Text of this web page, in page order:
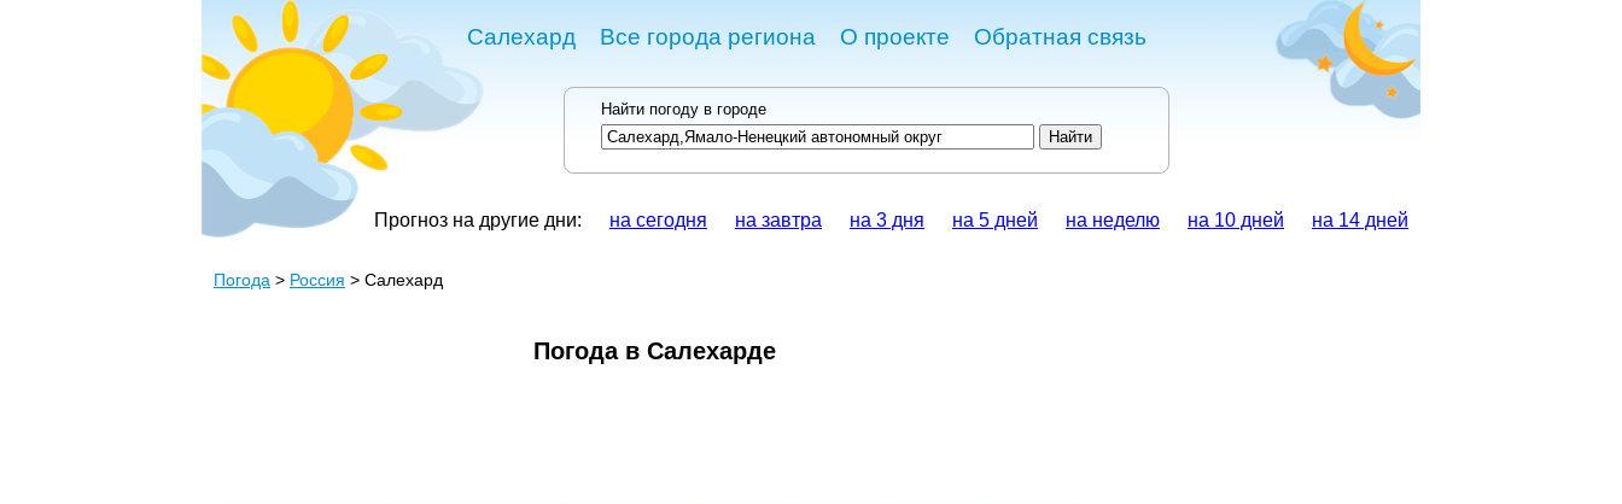
Салехард Все города региона О проекте Обратная связь
Найти погоду в городе
Прогноз на другие дни: на сегодня на завтра на 3 дня на 5 дней на неделю на 10 дней на 14 дней
Погода > Россия > Салехард
Погода в Салехарде